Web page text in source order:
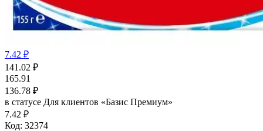
7.42 ₽
141.02 ₽
165.91
136.78 ₽
в статусе Для клиентов «Базис Премиум»
7.42 ₽
Код: 32374